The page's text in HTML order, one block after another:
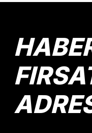
Ürün fiyatı